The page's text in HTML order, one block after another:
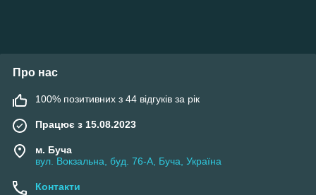
Про нас
100% позитивних з 44 відгуків за рік
Працює з 15.08.2023
м. Буча
вул. Вокзальна, буд. 76-А, Буча, Україна
Контакти